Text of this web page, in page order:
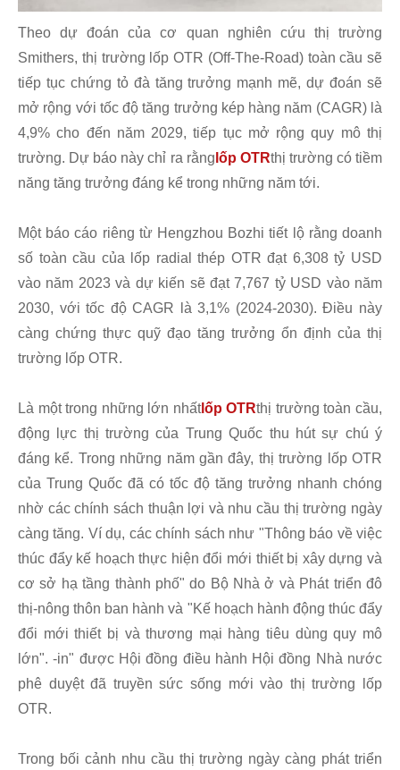
Theo dự đoán của cơ quan nghiên cứu thị trường
Smithers, thị trường lốp OTR (Off-The-Road) toàn cầu sẽ
tiếp tục chứng tỏ đà tăng trưởng mạnh mẽ, dự đoán sẽ
mở rộng với tốc độ tăng trưởng kép hàng năm (CAGR) là
4,9% cho đến năm 2029, tiếp tục mở rộng quy mô thị
trường. Dự báo này chỉ ra rằng lốp OTRthị trường có tiềm
năng tăng trưởng đáng kể trong những năm tới.
Một báo cáo riêng từ Hengzhou Bozhi tiết lộ rằng doanh
số toàn cầu của lốp radial thép OTR đạt 6,308 tỷ USD
vào năm 2023 và dự kiến ​​​​sẽ đạt 7,767 tỷ USD vào năm
2030, với tốc độ CAGR là 3,1% (2024-2030). Điều này
càng chứng thực quỹ đạo tăng trưởng ổn định của thị
trường lốp OTR.
Là một trong những lớn nhấtlốp OTRthị trường toàn cầu,
động lực thị trường của Trung Quốc thu hút sự chú ý
đáng kể. Trong những năm gần đây, thị trường lốp OTR
của Trung Quốc đã có tốc độ tăng trưởng nhanh chóng
nhờ các chính sách thuận lợi và nhu cầu thị trường ngày
càng tăng. Ví dụ, các chính sách như "Thông báo về việc
thúc đẩy kế hoạch thực hiện đổi mới thiết bị xây dựng và
cơ sở hạ tầng thành phố" do Bộ Nhà ở và Phát triển đô
thị-nông thôn ban hành và "Kế hoạch hành động thúc đẩy
đổi mới thiết bị và thương mại hàng tiêu dùng quy mô
lớn". -in" được Hội đồng điều hành Hội đồng Nhà nước
phê duyệt đã truyền sức sống mới vào thị trường lốp
OTR.
Trong bối cảnh nhu cầu thị trường ngày càng phát triển